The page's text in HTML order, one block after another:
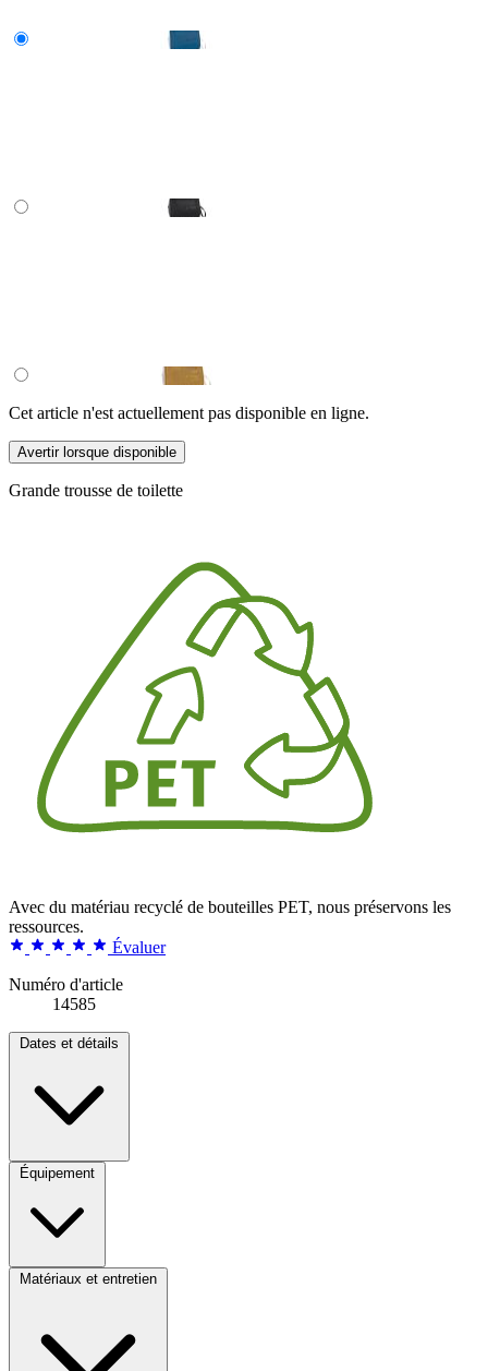
Cet article n'est actuellement pas disponible en ligne.
Avertir lorsque disponible
Grande trousse de toilette
Avec du matériau recyclé de bouteilles PET, nous préservons les
ressources.
Évaluer
Numéro d'article
14585
Dates et détails
Équipement
Matériaux et entretien